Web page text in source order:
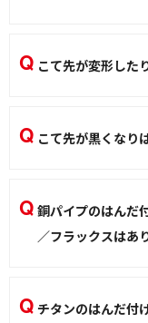
銅こて先の5〜20
こて先が変形した
ので、新しいこて
こて先が黒くなり
目の細かい紙ヤス
膜を出来にくくす
銅パイプのはんだ
／フラックスはあ
んだセットBS-3A
チタンのはんだ付